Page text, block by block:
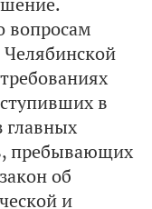
вопросам
в
главных
пребывающих
об
и